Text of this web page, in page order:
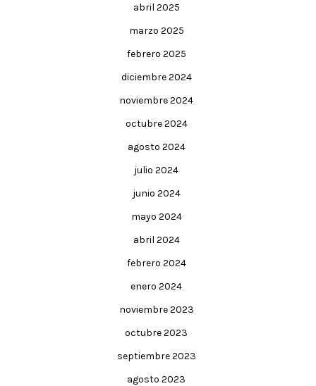
abril 2025
marzo 2025
febrero 2025
diciembre 2024
noviembre 2024
octubre 2024
agosto 2024
julio 2024
junio 2024
mayo 2024
abril 2024
febrero 2024
enero 2024
noviembre 2023
octubre 2023
septiembre 2023
agosto 2023